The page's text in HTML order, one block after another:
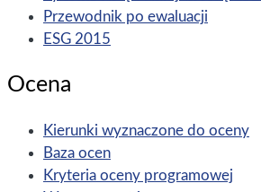
Przewodnik po ewaluacji
ESG 2015
Ocena
Kierunki wyznaczone do oceny
Baza ocen
Kryteria oceny programowej